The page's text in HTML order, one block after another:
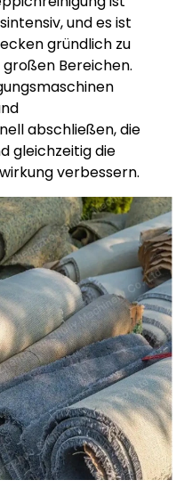
und es ist
gründlich zu
Bereichen.
abschließen, die
gleichzeitig die
verbessern.